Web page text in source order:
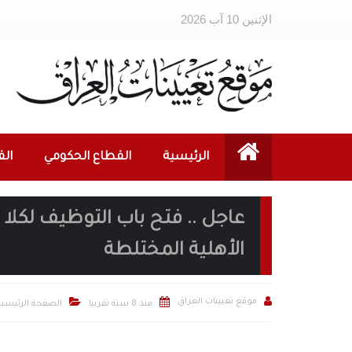
الإثنين 10 آب 2026
الرئيسية القطاع الحكومي
عاجل .. فتح باب التوظيف لكلا
الأهلية المختلطة
 موقع تعيينات العراق  منذ 8 سنة تقريبا  الصفحة